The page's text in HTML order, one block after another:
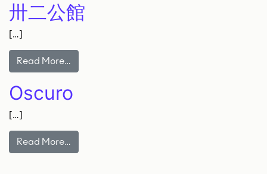
卅二公館
[…]
Read More…
Oscuro
[…]
Read More…